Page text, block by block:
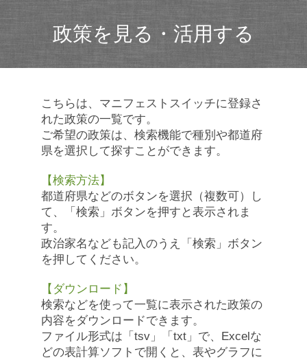
政策を見る・活用する
こちらは、マニフェストスイッチに登録さ
れた政策の一覧です。
ご希望の政策は、検索機能で種別や都道府
県を選択して探すことができます。
【検索方法】
都道府県などのボタンを選択（複数可）し
て、「検索」ボタンを押すと表示されま
す。
政治家名なども記入のうえ「検索」ボタン
を押してください。
【ダウンロード】
検索などを使って一覧に表示された政策の
内容をダウンロードできます。
ファイル形式は「tsv」「txt」で、Excelな
どの表計算ソフトで開くと、表やグラフに